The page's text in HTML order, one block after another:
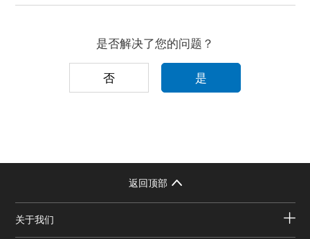
是否解决了您的问题？
否 是
返回顶部
关于我们